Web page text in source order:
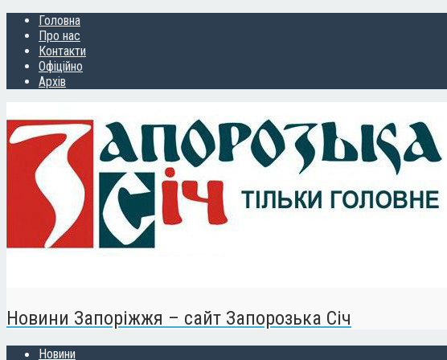
Головна
Про нас
Контакти
Офіційно
Архів
Новини Запоріжжя – сайт Запорозька Січ
Новини